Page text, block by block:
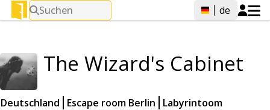
Suchen de
The Wizard's Cabinet
Deutschland Escape room Berlin
Labyrintoom